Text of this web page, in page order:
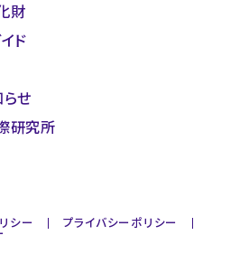
財
ド
せ
研究所
シー プライバシーポリシー